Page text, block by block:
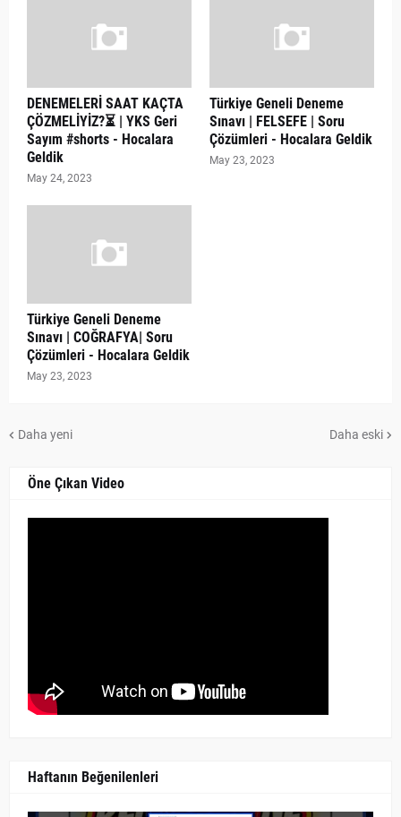
DENEMELERİ SAAT KAÇTA
ÇÖZMELİYİZ?⏳ | YKS Geri
Sayım #shorts - Hocalara
Geldik
May 24, 2023
Türkiye Geneli Deneme
Sınavı | FELSEFE | Soru
Çözümleri - Hocalara Geldik
May 23, 2023
Türkiye Geneli Deneme
Sınavı | COĞRAFYA| Soru
Çözümleri - Hocalara Geldik
May 23, 2023
Daha yeni Daha eski
Öne Çıkan Video
Haftanın Beğenilenleri